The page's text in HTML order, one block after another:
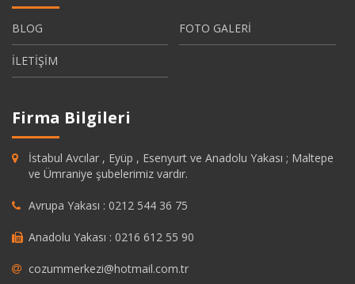
BLOG FOTO GALERİ
İLETİŞİM
Firma Bilgileri
İstabul Avcılar , Eyüp , Esenyurt ve Anadolu Yakası ; Maltepe
ve Ümraniye şubelerimiz vardır.
Avrupa Yakası : 0212 544 36 75
Anadolu Yakası : 0216 612 55 90
cozummerkezi@hotmail.com.tr